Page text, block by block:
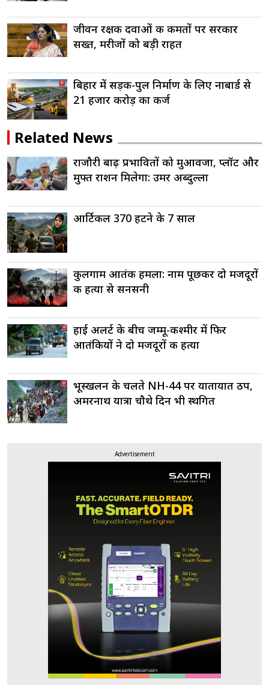
जीवन रक्षक दवाओं की कीमतों पर सरकार
सख्त, मरीजों को बड़ी राहत
बिहार में सड़क-पुल निर्माण के लिए नाबार्ड से
21 हजार करोड़ का कर्ज
Related News
राजौरी बाढ़ प्रभावितों को मुआवजा, प्लॉट और
मुफ्त राशन मिलेगा: उमर अब्दुल्ला
आर्टिकल 370 हटने के 7 साल
कुलगाम आतंकी हमला: नाम पूछकर दो मजदूरों
की हत्या से सनसनी
हाई अलर्ट के बीच जम्मू-कश्मीर में फिर
आतंकियों ने दो मजदूरों की हत्या
भूस्खलन के चलते NH-44 पर यातायात ठप,
अमरनाथ यात्रा चौथे दिन भी स्थगित
Advertisement